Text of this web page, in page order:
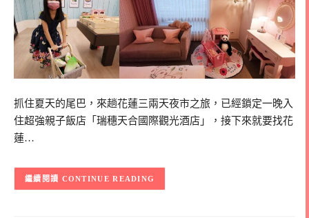
抓住夏天的尾巴，來趟花蓮三兩天夜市之旅，已經鎖定一晚入
住超強親子飯店「瑞穗天合國際觀光酒店」，接下來就要找花
蓮…
CONTINUE READING